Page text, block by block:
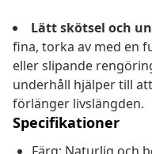
Lätt skötsel och
fina, torka av med en
eller slipande
underhåll hjälper till
förlänger livslängden.
Specifikationer